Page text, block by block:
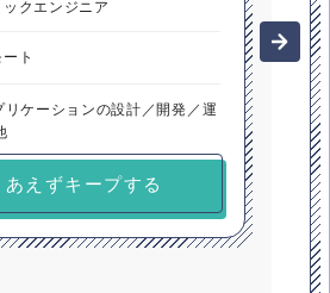
クエンジニア
ト
ケーションの設計／開発／運
あえずキープする